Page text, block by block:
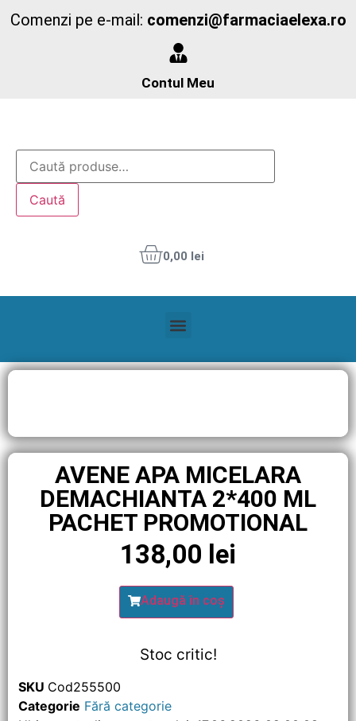
Comenzi pe e-mail: comenzi@farmaciaelexa.ro
Contul Meu
Caută
0,00 lei
AVENE APA MICELARA
DEMACHIANTA 2*400 ML
PACHET PROMOTIONAL
138,00 lei
Adaugă în coș
Stoc critic!
SKU Cod255500
Categorie Fără categorie